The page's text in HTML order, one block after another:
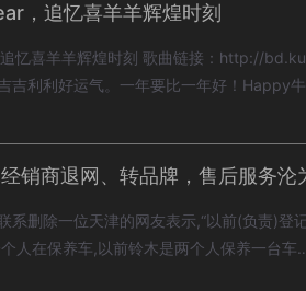
，追忆喜羊羊辉煌时刻
忆喜羊羊辉煌时刻 歌曲链接：http://
吉利利好运气。一年要比一年好！Happy
销商退网、转品牌，售后服务沦
系删除一位天津的网友表示,“以前(负责)
人在保养车,以前铃木是两个人保养一台